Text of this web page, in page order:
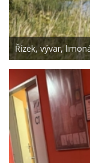
Řízek, vývar,